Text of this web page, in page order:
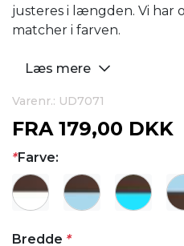
justeres i længden. Vi har
matcher i farven.
Læs mere
Varenr.: UD7071
FRA 179,00 DKK
*Farve:
Bredde *